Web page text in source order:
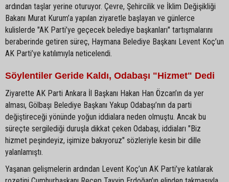
ardından taşlar yerine oturuyor. Çevre, Şehircilik ve İklim Değişikliği
Bakanı Murat Kurum’a yapılan ziyaretle başlayan ve günlerce
kulislerde "AK Parti’ye geçecek belediye başkanları" tartışmalarını
beraberinde getiren süreç, Haymana Belediye Başkanı Levent Koç’un
AK Parti’ye katılımıyla neticelendi.
Söylentiler Geride Kaldı, Odabaşı "Hizmet" Dedi
Ziyarette AK Parti Ankara İl Başkanı Hakan Han Özcan’ın da yer
alması, Gölbaşı Belediye Başkanı Yakup Odabaşı’nın da parti
değiştireceği yönünde yoğun iddialara neden olmuştu. Ancak bu
süreçte sergilediği duruşla dikkat çeken Odabaşı, iddiaları "Biz
hizmet peşindeyiz, işimize bakıyoruz" sözleriyle kesin bir dille
yalanlamıştı.
Yaşanan gelişmelerin ardından Levent Koç’un AK Parti’ye katılarak